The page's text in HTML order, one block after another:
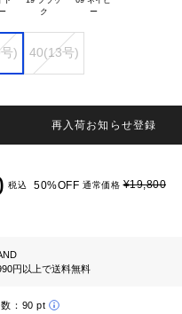
グレー
ー
) 40(13号)
再入荷お知らせ登録
税込 50%OFF 通常価格¥19,800
円以上で送料無料
： 90 pt